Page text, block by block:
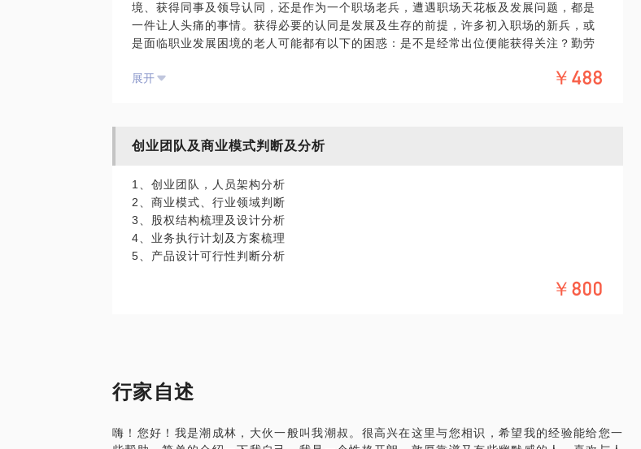
职业生存环境分析；
个人发展规划建议。
境、获得同事及领导认同，还是作为一个职场老兵，遭遇职场天花板及发展问题，都是
一件让人头痛的事情。获得必要的认同是发展及生存的前提，许多初入职场的新兵，或
是面临职业发展困境的老人可能都有以下的困惑：是不是经常出位便能获得关注？勤劳
企、家族企业等不同职场环境都工作过，了解不同企业管理方式及企业环境，我们可以
用心听你职场中的问题，分析你目前生存的处境，给你发展建议
展开 ￥488
创业团队及商业模式判断及分析
1、创业团队，人员架构分析
2、商业模式、行业领域判断
3、股权结构梳理及设计分析
4、业务执行计划及方案梳理
￥800
行家自述
嗨！您好！我是潮成林，大伙一般叫我潮叔。很高兴在这里与您相识，希望我的经验能给您一